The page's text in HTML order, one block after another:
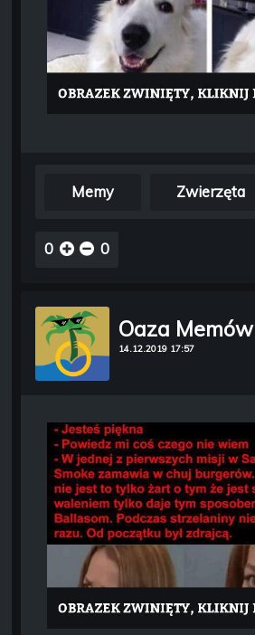
Memy Zwierzęta
0 0
Oaza Memów
14.12.2019 17:57